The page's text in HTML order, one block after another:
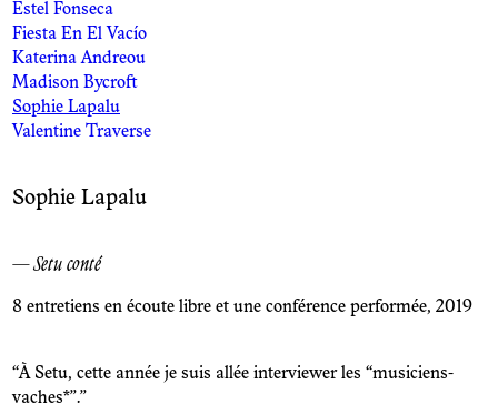
Estel Fonseca
Fiesta En El Vacío
Katerina Andreou
Madison Bycroft
Sophie Lapalu
Valentine Traverse
Sophie Lapalu
— Setu conté
8 entretiens en écoute libre et une conférence performée, 2019
“À Setu, cette année je suis allée interviewer les “musiciens-
vaches*”.”